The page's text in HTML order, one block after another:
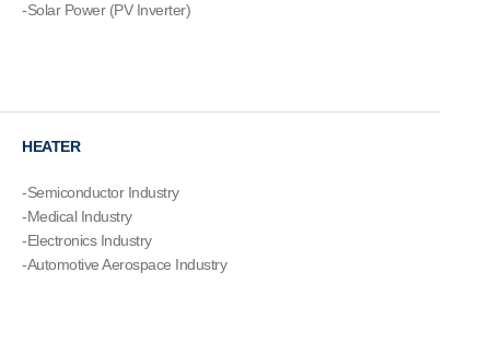
-Solar Power (PV Inverter)
HEATER
-Semiconductor Industry
-Medical Industry
-Electronics Industry
-Automotive Aerospace Industry